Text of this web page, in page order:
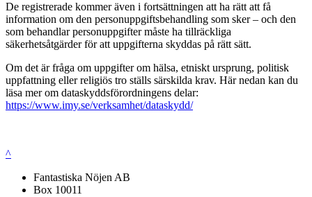
De registrerade kommer även i fortsättningen att ha rätt att få
information om den personuppgiftsbehandling som sker – och den
som behandlar personuppgifter måste ha tillräckliga
säkerhetsåtgärder för att uppgifterna skyddas på rätt sätt.
Om det är fråga om uppgifter om hälsa, etniskt ursprung, politisk
uppfattning eller religiös tro ställs särskilda krav. Här nedan kan du
läsa mer om dataskyddsförordningens delar:
https://www.imy.se/verksamhet/dataskydd/
^
Fantastiska Nöjen AB
Box 10011